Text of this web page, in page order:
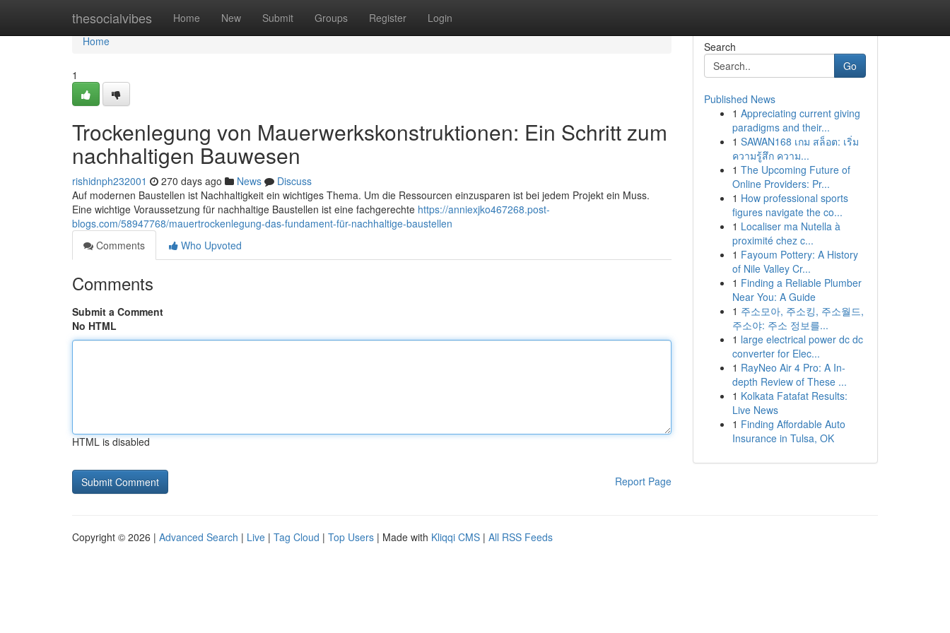
thesocialvibes Home New Submit Groups Register Login
Home
Home
1
Trockenlegung von Mauerwerkskonstruktionen: Ein Schritt zum
nachhaltigen Bauwesen
rishidnph232001 270 days ago News
Discuss
Auf modernen Baustellen ist Nachhaltigkeit ein wichtiges Thema. Um die Ressourcen einzusparen ist bei jedem Projekt ein Muss.
Eine wichtige Voraussetzung für nachhaltige Baustellen ist eine fachgerechte https://anniexjko467268.post-
blogs.com/58947768/mauertrockenlegung-das-fundament-für-nachhaltige-baustellen
Comments
Who Upvoted
Comments
Submit a Comment
No HTML
HTML is disabled
Report Page
Search
Go
Published News
1 Appreciating current giving
paradigms and their...
1 SAWAN168 เกม สล็อต: เริ่ม
ความรู้สึก ความ...
1 The Upcoming Future of
Online Providers: Pr...
1 How professional sports
figures navigate the co...
1 Localiser ma Nutella à
proximité chez c...
1 Fayoum Pottery: A History
of Nile Valley Cr...
1 Finding a Reliable Plumber
Near You: A Guide
1 주소모아, 주소킹, 주소월드,
주소야: 주소 정보를...
1 large electrical power dc dc
converter for Elec...
1 RayNeo Air 4 Pro: A In-
depth Review of These ...
1 Kolkata Fatafat Results:
Live News
1 Finding Affordable Auto
Insurance in Tulsa, OK
Copyright © 2026 | Advanced Search | Live | Tag Cloud | Top Users | Made with Kliqqi CMS | All RSS Feeds